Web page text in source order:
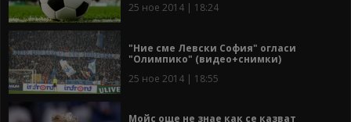
25 ное 2014 | 18:24
"Ние сме Левски София" огласи
"Олимпико" (видео+снимки)
25 ное 2014 | 18:55
Мойс още не знае как се казват